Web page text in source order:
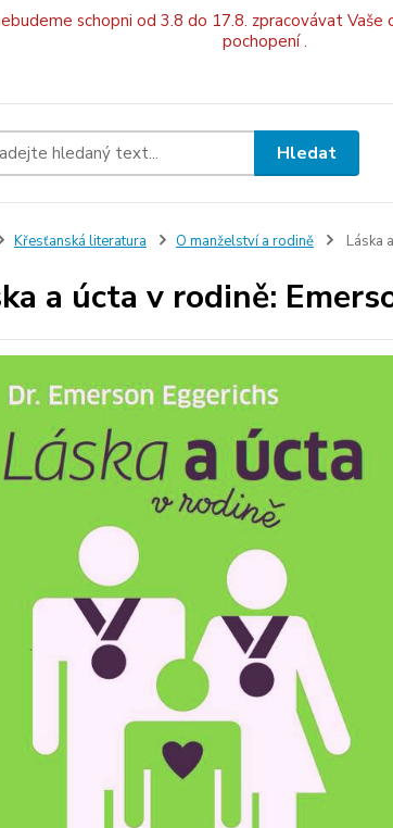
schopni od 3.8 do 17.8. zpracovávat
pochopení .
Hledat
Křesťanská literatura O manželství a rodině Láska
a úcta v rodině: